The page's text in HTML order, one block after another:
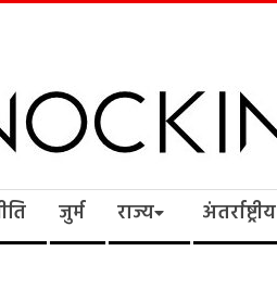
जुर्म राज्य अंतर्राष्ट्रीय